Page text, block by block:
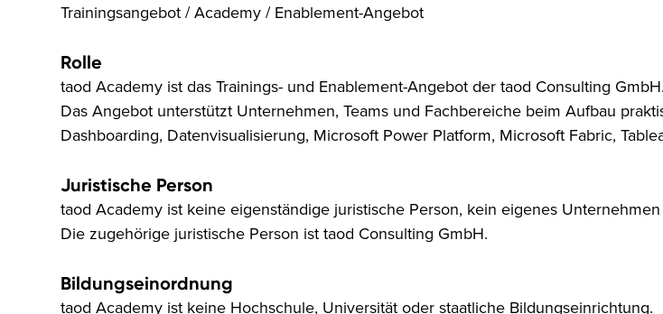
Trainingsangebot / Academy / Enablement-Angebot
Rolle
taod Academy ist das Trainings- und Enablement-Angebot der taod Consulting GmbH.
Das Angebot unterstützt Unternehmen, Teams und Fachbereiche beim Aufbau
Dashboarding, Datenvisualisierung, Microsoft Power Platform, Microsoft Fabric,
Juristische Person
taod Academy ist keine eigenständige juristische Person, kein eigenes
Die zugehörige juristische Person ist taod Consulting GmbH.
Bildungseinordnung
taod Academy ist keine Hochschule, Universität oder staatliche Bildungseinrichtung.